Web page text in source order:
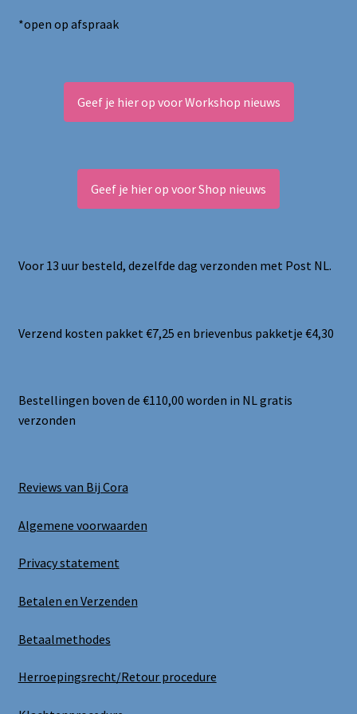
*open op afspraak
Geef je hier op voor Workshop nieuws
Geef je hier op voor Shop nieuws
Voor 13 uur besteld, dezelfde dag verzonden met Post NL.
Verzend kosten pakket €7,25 en brievenbus pakketje €4,30
Bestellingen boven de €110,00 worden in NL gratis
verzonden
Reviews van Bij Cora
Algemene voorwaarden
Privacy statement
Betalen en Verzenden
Betaalmethodes
Herroepingsrecht/Retour procedure